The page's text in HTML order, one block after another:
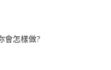
會怎樣做?